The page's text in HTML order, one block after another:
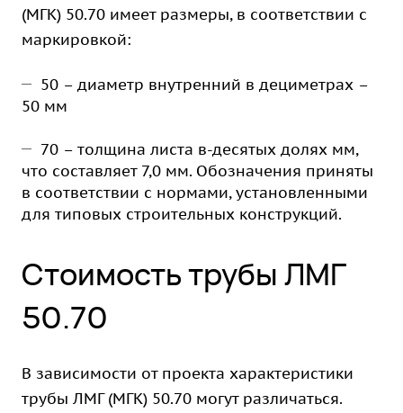
(МГК) 50.70 имеет размеры, в соответствии с
маркировкой:
50 – диаметр внутренний в дециметрах –
50 мм
70 – толщина листа в-десятых долях мм,
что составляет 7,0 мм. Обозначения приняты
в соответствии с нормами, установленными
для типовых строительных конструкций.
Стоимость трубы ЛМГ
50.70
В зависимости от проекта характеристики
трубы ЛМГ (МГК) 50.70 могут различаться.